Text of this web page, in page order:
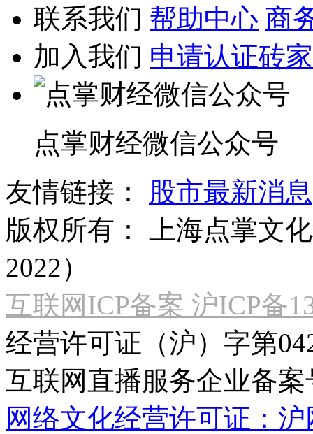
联系我们 帮助中心 商
加入我们 申请认证砖家
点掌财经微信公众号
友情链接：
股市最新消息
版权所有：
上海点掌文
2022）
互联网ICP备案 沪ICP备
经营许可证（沪）字第
互联网直播服务企业备案
网络文化经营许可证：